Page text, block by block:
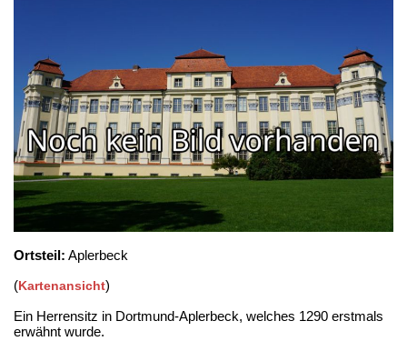
Ortsteil: Aplerbeck
(Kartenansicht)
Ein Herrensitz in Dortmund-Aplerbeck, welches 1290 erstmals
erwähnt wurde.